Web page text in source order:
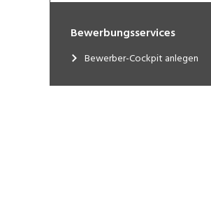
Bewerbungsservices
Bewerber-Cockpit anlegen